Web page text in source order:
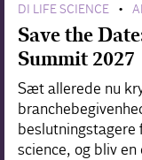
DI LIFE SCIENCE •
Save the
Summit 2027
Sæt allerede nu
science, og bliv